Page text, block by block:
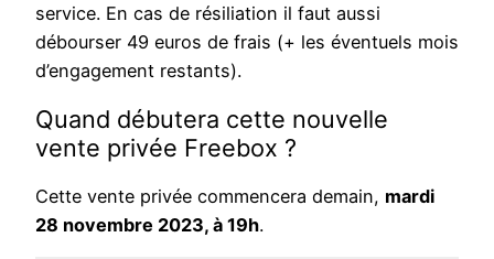
service. En cas de résiliation il faut aussi
débourser 49 euros de frais (+ les éventuels mois
d’engagement restants).
Quand débutera cette nouvelle
vente privée Freebox ?
Cette vente privée commencera demain, mardi
28 novembre 2023, à 19h.